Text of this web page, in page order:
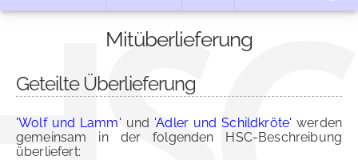
Mitüberlieferung
Geteilte Überlieferung
'Wolf und Lamm'und 'Adler und Schildkröte' werden
gemeinsam in der folgenden HSC-Beschreibung
überliefert: